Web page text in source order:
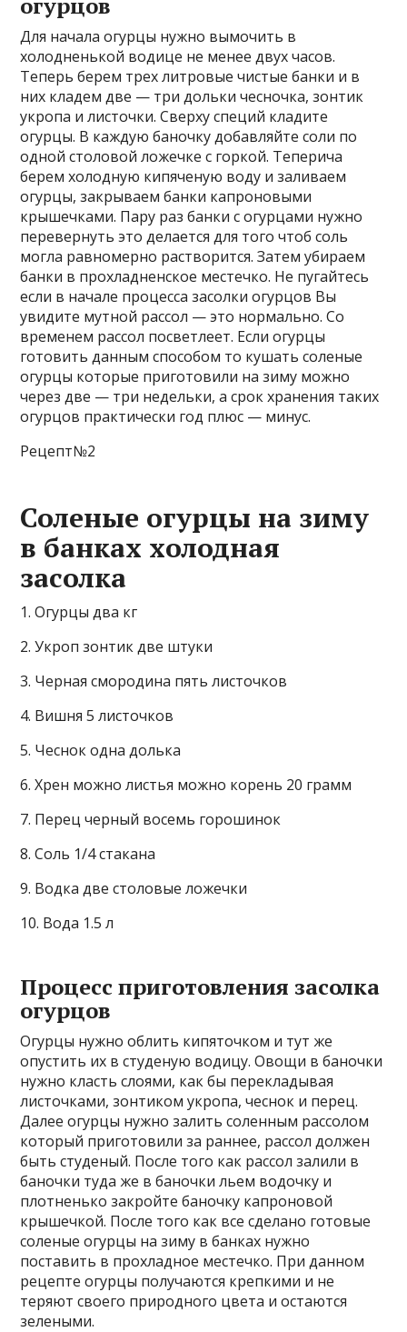
Для начала огурцы нужно вымочить в
холодненькой водице не менее двух часов.
Теперь берем трех литровые чистые банки и в
них кладем две — три дольки чесночка, зонтик
укропа и листочки. Сверху специй кладите
огурцы. В каждую баночку добавляйте соли по
одной столовой ложечке с горкой. Теперича
берем холодную кипяченую воду и заливаем
огурцы, закрываем банки капроновыми
крышечками. Пару раз банки с огурцами нужно
перевернуть это делается для того чтоб соль
могла равномерно растворится. Затем убираем
банки в прохладненское местечко. Не пугайтесь
если в начале процесса засолки огурцов Вы
увидите мутной рассол — это нормально. Со
временем рассол посветлеет. Если огурцы
готовить данным способом то кушать соленые
огурцы которые приготовили на зиму можно
через две — три недельки, а срок хранения таких
огурцов практически год плюс — минус.
Рецепт№2
Соленые огурцы на зиму
в банках холодная
засолка
1. Огурцы два кг
2. Укроп зонтик две штуки
3. Черная смородина пять листочков
4. Вишня 5 листочков
5. Чеснок одна долька
6. Хрен можно листья можно корень 20 грамм
7. Перец черный восемь горошинок
8. Соль 1/4 стакана
9. Водка две столовые ложечки
10. Вода 1.5 л
Процесс приготовления засолка
огурцов
Огурцы нужно облить кипяточком и тут же
опустить их в студеную водицу. Овощи в баночки
нужно класть слоями, как бы перекладывая
листочками, зонтиком укропа, чеснок и перец.
Далее огурцы нужно залить соленным рассолом
который приготовили за раннее, рассол должен
быть студеный. После того как рассол залили в
баночки туда же в баночки льем водочку и
плотненько закройте баночку капроновой
крышечкой. После того как все сделано готовые
соленые огурцы на зиму в банках нужно
поставить в прохладное местечко. При данном
рецепте огурцы получаются крепкими и не
теряют своего природного цвета и остаются
зелеными.